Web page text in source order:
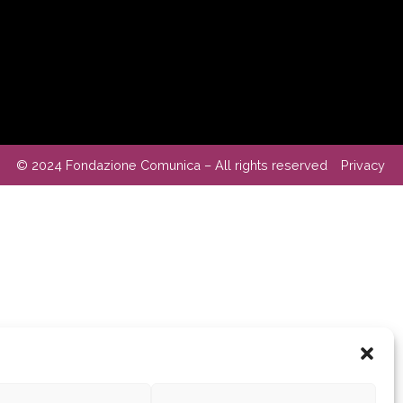
© 2024 Fondazione Comunica – All rights reserved Privacy